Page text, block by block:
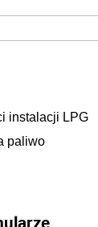
instalacji LPG
paliwo